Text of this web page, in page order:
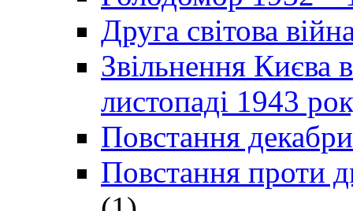
Друга світова
Звільнення Києва
листопаді 1943
Повстання
Повстання проти